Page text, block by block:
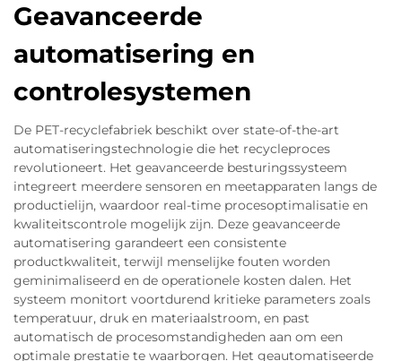
Geavanceerde
automatisering en
controlesystemen
De PET-recyclefabriek beschikt over state-of-the-art
automatiseringstechnologie die het recycleproces
revolutioneert. Het geavanceerde besturingssysteem
integreert meerdere sensoren en meetapparaten langs de
productielijn, waardoor real-time procesoptimalisatie en
kwaliteitscontrole mogelijk zijn. Deze geavanceerde
automatisering garandeert een consistente
productkwaliteit, terwijl menselijke fouten worden
geminimaliseerd en de operationele kosten dalen. Het
systeem monitort voortdurend kritieke parameters zoals
temperatuur, druk en materiaalstroom, en past
automatisch de procesomstandigheden aan om een
optimale prestatie te waarborgen. Het geautomatiseerde